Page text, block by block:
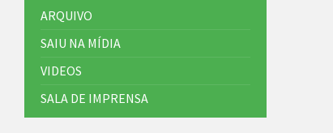
ARQUIVO
SAIU NA MÍDIA
VIDEOS
SALA DE IMPRENSA